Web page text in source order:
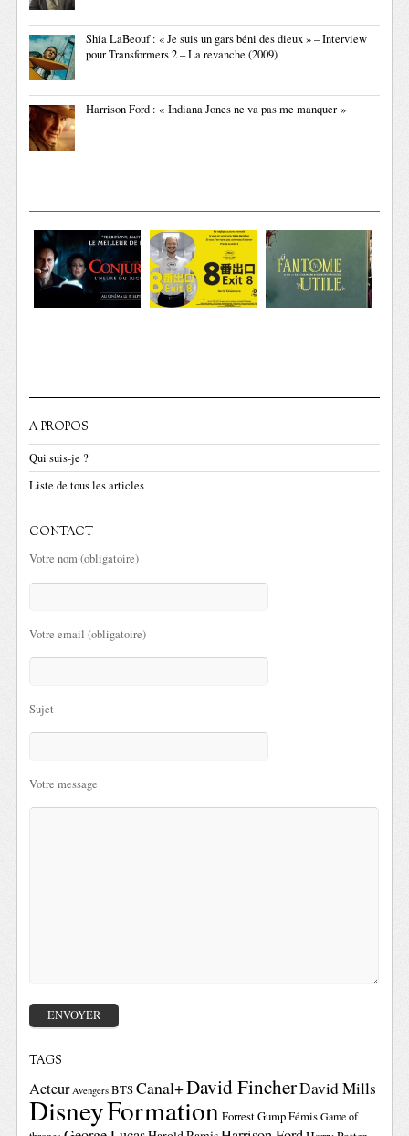
Shia LaBeouf : « Je suis un gars béni des dieux » – Interview
pour Transformers 2 – La revanche (2009)
Harrison Ford : « Indiana Jones ne va pas me manquer »
A PROPOS
Qui suis-je ?
Liste de tous les articles
CONTACT
Votre nom (obligatoire)
Votre email (obligatoire)
Sujet
Votre message
TAGS
Acteur Avengers BTSCanal+David FincherDavid Mills
DisneyFormationForrest GumpFémis Game of